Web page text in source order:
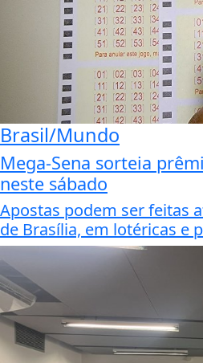
Brasil/Mundo
Mega-Sena sorteia
neste sábado
Apostas podem ser feitas
de Brasília, em lotéricas e